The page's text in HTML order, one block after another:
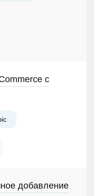
с
добавление